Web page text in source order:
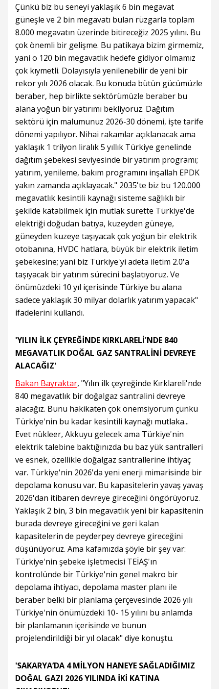
Çünkü biz bu seneyi yaklaşık 6 bin megavat
güneşle ve 2 bin megavatı bulan rüzgarla toplam
8.000 megavatın üzerinde bitireceğiz 2025 yılını. Bu
çok önemli bir gelişme. Bu patikaya bizim girmemiz,
yani o 120 bin megavatlık hedefe gidiyor olmamız
çok kıymetli. Dolayısıyla yenilenebilir de yeni bir
rekor yılı 2026 olacak. Bu konuda bütün gücümüzle
beraber, hep birlikte sektörümüzle beraber bu
alana yoğun bir yatırımı bekliyoruz. Dağıtım
sektörü için malumunuz 2026-30 dönemi, işte tarife
dönemi yapılıyor. Nihai rakamlar açıklanacak ama
yaklaşık 1 trilyon liralık 5 yıllık Türkiye genelinde
dağıtım şebekesi seviyesinde bir yatırım programı;
yatırım, yenileme, bakım programını inşallah EPDK
yakın zamanda açıklayacak." 2035'te biz bu 120.000
megavatlık kesintili kaynağı sisteme sağlıklı bir
şekilde katabilmek için mutlak surette Türkiye'de
elektriği doğudan batıya, kuzeyden güneye,
güneyden kuzeye taşıyacak çok yoğun bir elektrik
otobanına, HVDC hatlara, büyük bir elektrik iletim
şebekesine; yani biz Türkiye'yi adeta iletim 2.0'a
taşıyacak bir yatırım sürecini başlatıyoruz. Ve
önümüzdeki 10 yıl içerisinde Türkiye bu alana
sadece yaklaşık 30 milyar dolarlık yatırım yapacak"
ifadelerini kullandı.
'YILIN İLK ÇEYREĞİNDE KIRKLARELİ'NDE 840
MEGAVATLIK DOĞAL GAZ SANTRALİNİ DEVREYE
ALACAĞIZ'
Bakan Bayraktar, "Yılın ilk çeyreğinde Kırklareli'nde
840 megavatlık bir doğalgaz santralini devreye
alacağız. Bunu hakikaten çok önemsiyorum çünkü
Türkiye'nin bu kadar kesintili kaynağı mutlaka...
Evet nükleer, Akkuyu gelecek ama Türkiye'nin
elektrik talebine baktığınızda bu baz yük santralleri
ve esnek, özellikle doğalgaz santrallerine ihtiyaç
var. Türkiye'nin 2026'da yeni enerji mimarisinde bir
depolama konusu var. Bu kapasitelerin yavaş yavaş
2026'dan itibaren devreye gireceğini öngörüyoruz.
Yaklaşık 2 bin, 3 bin megavatlık yeni bir kapasitenin
burada devreye gireceğini ve geri kalan
kapasitelerin de peyderpey devreye gireceğini
düşünüyoruz. Ama kafamızda şöyle bir şey var:
Türkiye'nin şebeke işletmecisi TEİAŞ'ın
kontrolünde bir Türkiye'nin genel makro bir
depolama ihtiyacı, depolama master planı ile
beraber belki bir planlama çerçevesinde 2026 yılı
Türkiye'nin önümüzdeki 10- 15 yılını bu anlamda
bir planlamanın içerisinde ve bunun
projelendirildiği bir yıl olacak" diye konuştu.
'SAKARYA’DA 4 MİLYON HANEYE SAĞLADIĞIMIZ
DOĞAL GAZI 2026 YILINDA İKİ KATINA